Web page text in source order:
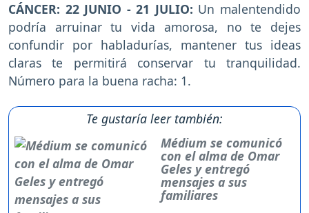
CÁNCER: 22 JUNIO - 21 JULIO: Un malentendido
podría arruinar tu vida amorosa, no te dejes
confundir por habladurías, mantener tus ideas
claras te permitirá conservar tu tranquilidad.
Número para la buena racha: 1.
Te gustaría leer también:
Médium se comunicó
con el alma de Omar
Geles y entregó
mensajes a sus
familiares